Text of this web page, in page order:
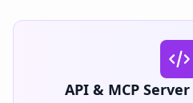
API & MCP